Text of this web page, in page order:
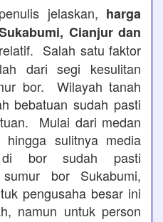
jelaskan, harga
Cianjur dan
Salah satu faktor
dari segi kesulitan
bor. Wilayah tanah
bebatuan sudah pasti
Mulai dari medan
sulitnya media
bor sudah pasti
bor Sukabumi,
pengusaha besar ini
namun untuk person